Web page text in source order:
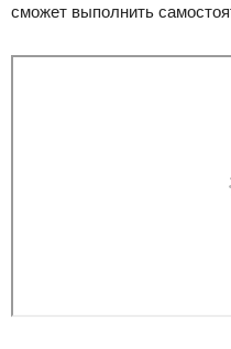
сможет выполнить